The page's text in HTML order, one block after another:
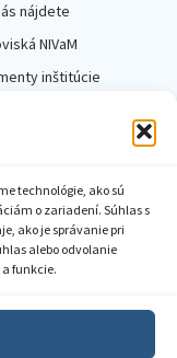
technológie, ako sú
o zariadení. Súhlas s
ako je správanie pri
alebo odvolanie
funkcie.
nájdete
NIVaM
inštitúcie